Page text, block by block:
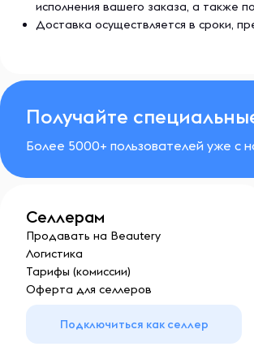
исполнения вашего заказа, а также
Доставка осуществляется в сроки,
Получайте
Более 5000+ пользователей уже с
Селлерам
Продавать на Beautery
Логистика
Тарифы (комиссии)
Оферта для селлеров
Подключиться как селлер